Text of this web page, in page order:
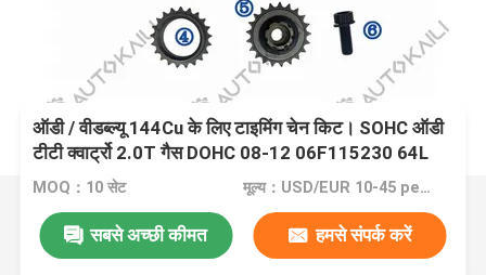
ऑडी / वीडब्ल्यू 144Cu के लिए टाइमिंग चेन किट। SOHC ऑडी
टीटी क्वार्ट्रो 2.0T गैस DOHC 08-12 06F115230 64L
MOQ：10 सेट मूल्य：USD/EUR 10-45 per set
सबसे अच्छी कीमत हमसे संपर्क करें